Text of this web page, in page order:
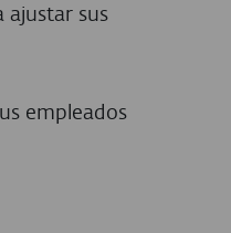
ajustar sus
empleados